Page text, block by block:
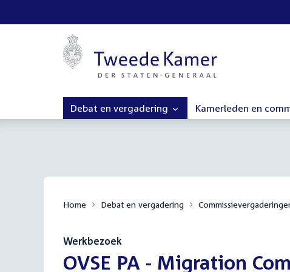
Debat en vergadering Kamerleden en
Home Debat en vergadering
Werkbezoek
:OVSE PA - Migration